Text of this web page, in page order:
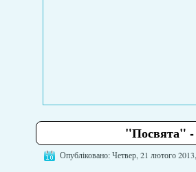
"Посвята" -
Опубліковано: Четвер, 21 лютого